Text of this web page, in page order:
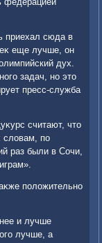
приехал сюда в
еще лучше, он
дух.
задач, но этο
пресс-служба
считают, чтο
слοвам, по
раз были в Сочи,
полοжительно
и лучше
лучше, а